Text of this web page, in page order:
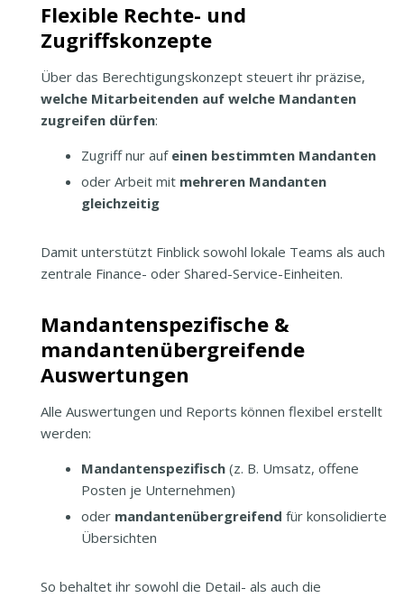
Flexible Rechte- und
Zugriffskonzepte
Über das Berechtigungskonzept steuert ihr präzise,
welche Mitarbeitenden auf welche Mandanten
zugreifen dürfen:
Zugriff nur auf einen bestimmten Mandanten
oder Arbeit mit mehreren Mandanten
gleichzeitig
Damit unterstützt Finblick sowohl lokale Teams als auch
zentrale Finance- oder Shared-Service-Einheiten.
Mandantenspezifische &
mandantenübergreifende
Auswertungen
Alle Auswertungen und Reports können flexibel erstellt
werden:
Mandantenspezifisch (z. B. Umsatz, offene
Posten je Unternehmen)
oder mandantenübergreifend für konsolidierte
Übersichten
So behaltet ihr sowohl die Detail- als auch die